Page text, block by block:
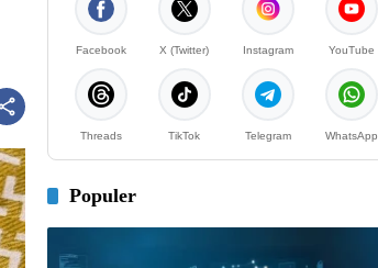
Facebook X (Twitter) Instagram YouTube
Threads TikTok Telegram WhatsApp
Populer